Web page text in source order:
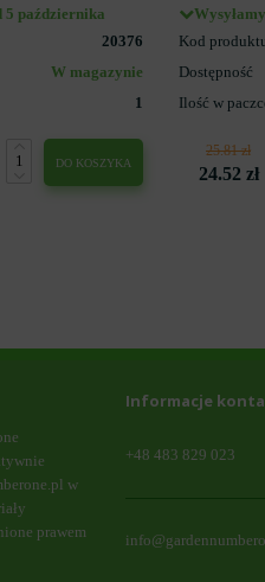
5 października
20376
W magazynie
1
DO KOSZYKA
Kod
Dostępność
Ilość w
25.81 zł
24.52 zł
w
prawem
Informacje
+48 483 829 023